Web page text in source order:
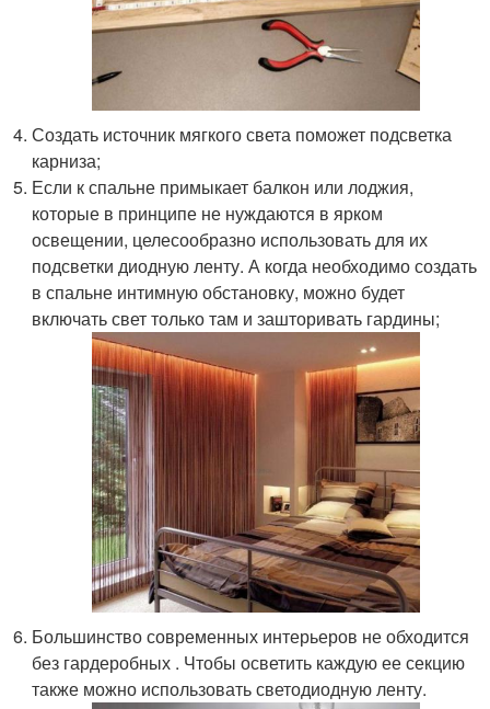
Создать источник мягкого света поможет подсветка
карниза;
Если к спальне примыкает балкон или лоджия,
которые в принципе не нуждаются в ярком
освещении, целесообразно использовать для их
подсветки диодную ленту. А когда необходимо создать
в спальне интимную обстановку, можно будет
включать свет только там и зашторивать гардины;
Большинство современных интерьеров не обходится
без гардеробных . Чтобы осветить каждую ее секцию
также можно использовать светодиодную ленту.